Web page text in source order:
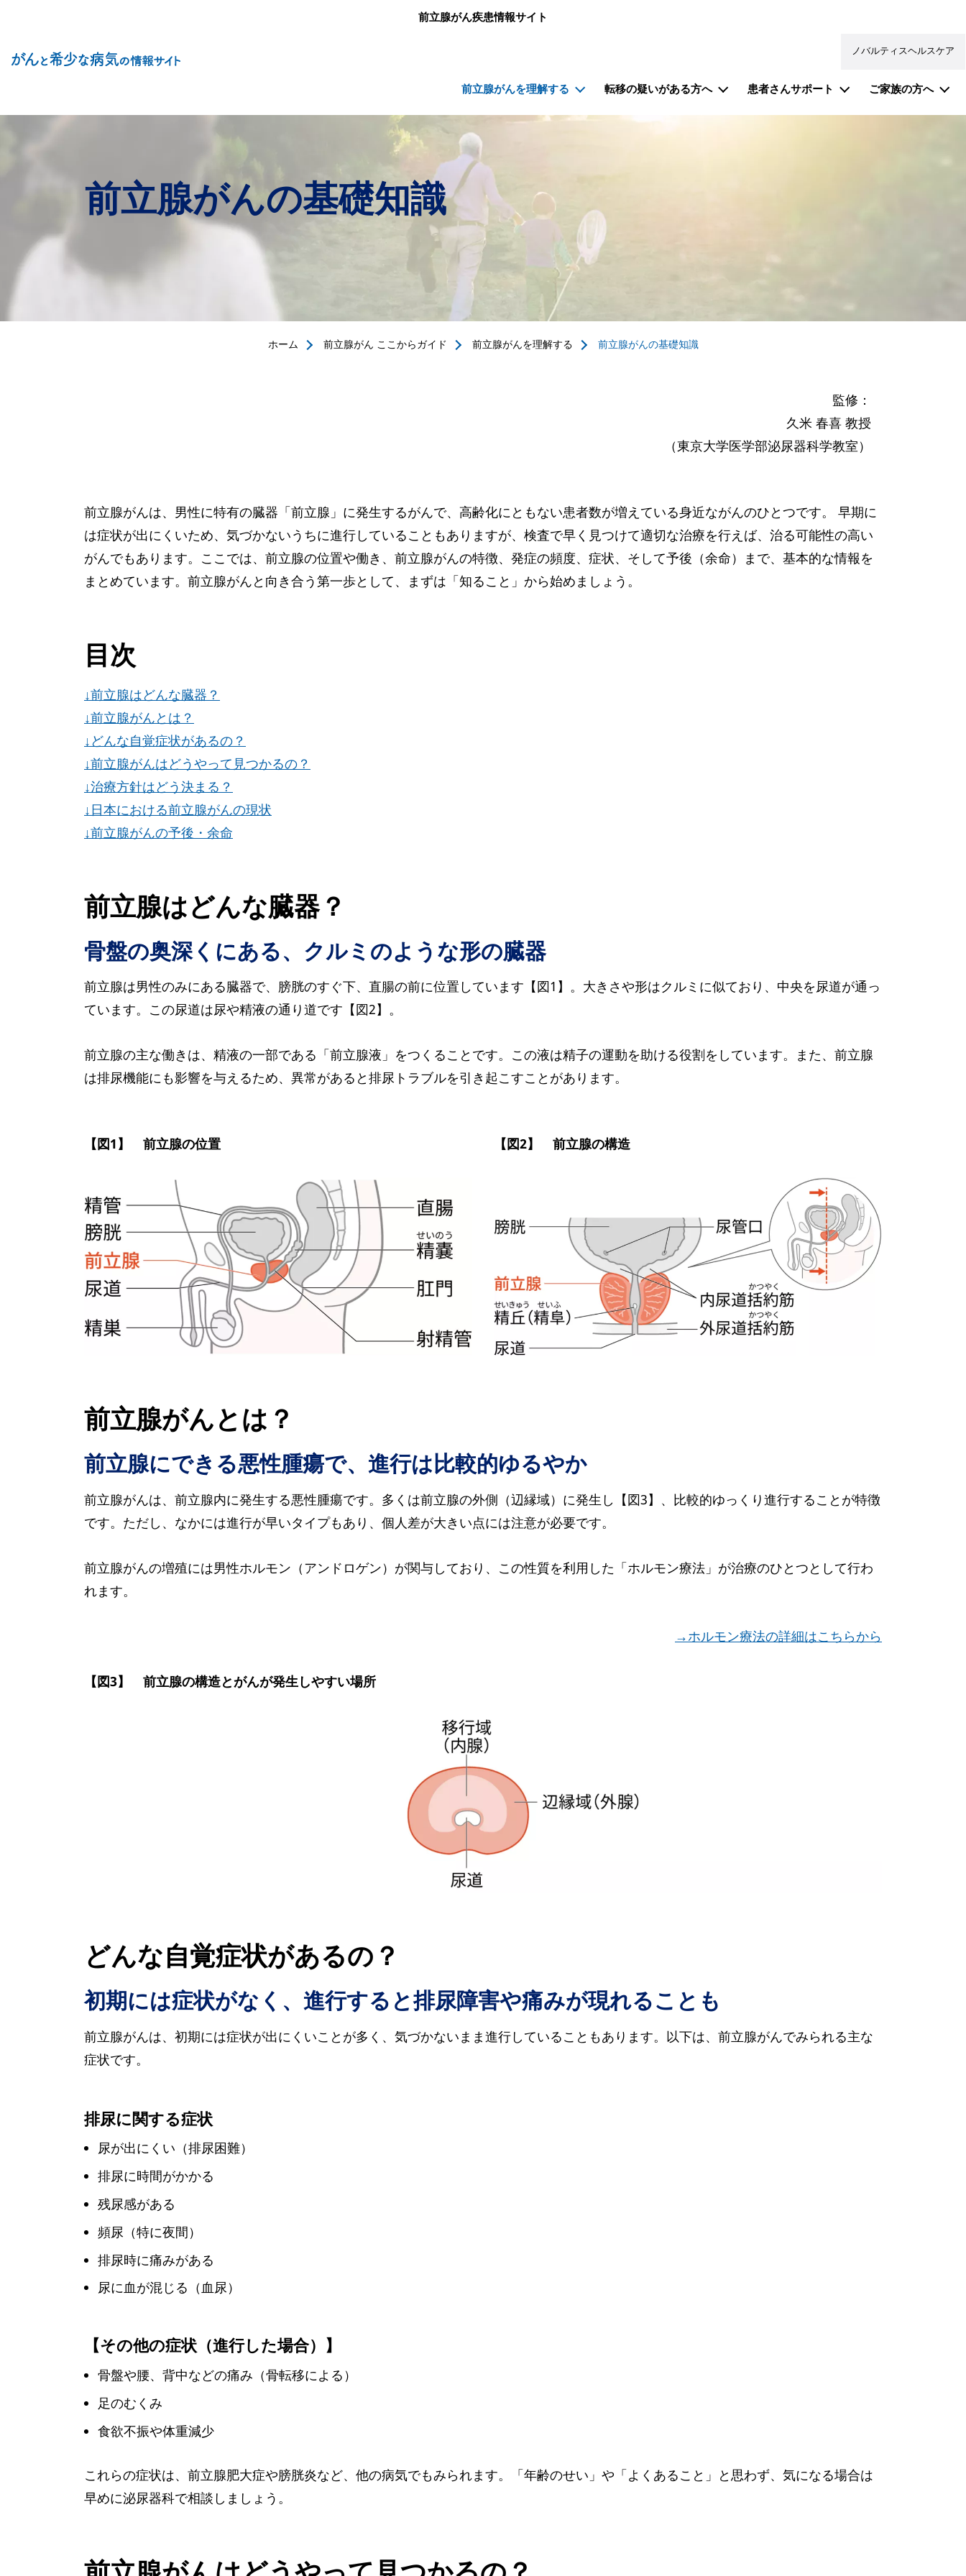
メインコンテンツに移動
前立腺がん疾患情報サイト
Site Logo
ノバルティスヘルスケア
前立腺がんを理解する 転移の疑いがある方へ 患者さんサポート ご家族の方へ
前立腺がんの基礎知識
ホーム 前立腺がん ここからガイド 前立腺がんを理解する 前立腺がんの基礎知識
監修：
久米 春喜 教授
（東京大学医学部泌尿器科学教室）
前立腺がんは、男性に特有の臓器「前立腺」に発生するがんで、高齢化にともない患者数が増えている身近ながんのひとつです。 早期に
は症状が出にくいため、気づかないうちに進行していることもありますが、検査で早く見つけて適切な治療を行えば、治る可能性の高い
がんでもあります。ここでは、前立腺の位置や働き、前立腺がんの特徴、発症の頻度、症状、そして予後（余命）まで、基本的な情報を
まとめています。前立腺がんと向き合う第一歩として、まずは「知ること」から始めましょう。
目次
↓前立腺はどんな臓器？
↓前立腺がんとは？
↓どんな自覚症状があるの？
↓前立腺がんはどうやって見つかるの？
↓治療方針はどう決まる？
↓日本における前立腺がんの現状
↓前立腺がんの予後・余命
前立腺はどんな臓器？
骨盤の奥深くにある、クルミのような形の臓器
前立腺は男性のみにある臓器で、膀胱のすぐ下、直腸の前に位置しています【図1】。大きさや形はクルミに似ており、中央を尿道が通っ
ています。この尿道は尿や精液の通り道です【図2】。
前立腺の主な働きは、精液の一部である「前立腺液」をつくることです。この液は精子の運動を助ける役割をしています。また、前立腺
は排尿機能にも影響を与えるため、異常があると排尿トラブルを引き起こすことがあります。
【図1】 前立腺の位置 【図2】 前立腺の構造
前立腺がんとは？
前立腺にできる悪性腫瘍で、進行は比較的ゆるやか
前立腺がんは、前立腺内に発生する悪性腫瘍です。多くは前立腺の外側（辺縁域）に発生し【図3】、比較的ゆっくり進行することが特徴
です。ただし、なかには進行が早いタイプもあり、個人差が大きい点には注意が必要です。
前立腺がんの増殖には男性ホルモン（アンドロゲン）が関与しており、この性質を利用した「ホルモン療法」が治療のひとつとして行わ
れます。
→ホルモン療法の詳細はこちらから
【図3】 前立腺の構造とがんが発生しやすい場所
どんな自覚症状があるの？
初期には症状がなく、進行すると排尿障害や痛みが現れることも
前立腺がんは、初期には症状が出にくいことが多く、気づかないまま進行していることもあります。以下は、前立腺がんでみられる主な
症状です。
排尿に関する症状
尿が出にくい（排尿困難）
排尿に時間がかかる
残尿感がある
頻尿（特に夜間）
排尿時に痛みがある
尿に血が混じる（血尿）
【その他の症状（進行した場合）】
骨盤や腰、背中などの痛み（骨転移による）
足のむくみ
食欲不振や体重減少
これらの症状は、前立腺肥大症や膀胱炎など、他の病気でもみられます。「年齢のせい」や「よくあること」と思わず、気になる場合は
早めに泌尿器科で相談しましょう。